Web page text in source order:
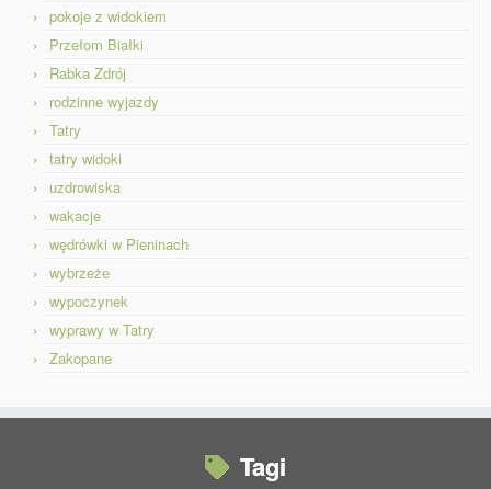
pokoje z widokiem
Przełom Białki
Rabka Zdrój
rodzinne wyjazdy
Tatry
tatry widoki
uzdrowiska
wakacje
wędrówki w Pieninach
wybrzeże
wypoczynek
wyprawy w Tatry
Zakopane
Tagi